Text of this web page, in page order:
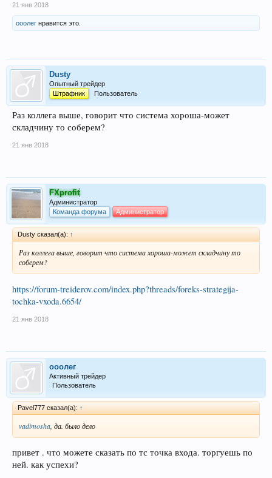
21 янв 2018
ооолег нравится это.
Dusty
Опытный трейдер
Штрафник
Пользователь
Раз коллега выше, говорит что система хороша-может
складчину то соберем?
21 янв 2018
FXprofit
Администратор
Команда форума
Администратор
Dusty сказал(а): ↑
Раз коллега выше, говорит что система хороша-может складчину то
соберем?
https://forum-treiderov.com/index.php?threads/foreks-strategija-
tochka-vxoda.6654/
21 янв 2018
ооолег
Активный трейдер
Пользователь
Pavel777 сказал(а): ↑
vadimosha , да. было дело
привет . что можете сказать по тс точка входа. торгуешь по
ней. как успехи?